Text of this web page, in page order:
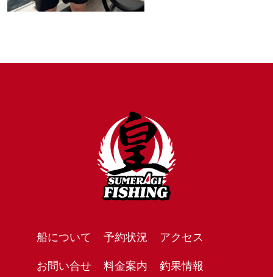
船について 予約状況
アクセス
お問い合せ
料金案内
釣果情報